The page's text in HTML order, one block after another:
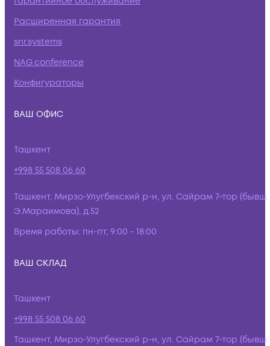
Расширенная гарантия
snr.systems
NAG.conference
Конфигураторы
ВАШ ОФИС
Ташкент
+998 55 508 06 60
Ташкент, Мирзо-Улугбекский р-н, ул. Сайрам 7-тор (бывш.
Э.Мараимова), д.52
Время работы: пн-пт, 9:00 - 18:00
ВАШ СКЛАД
Ташкент
+998 55 508 06 60
Ташкент, Мирзо-Улугбекский р-н, ул. Сайрам 7-тор (бывш.